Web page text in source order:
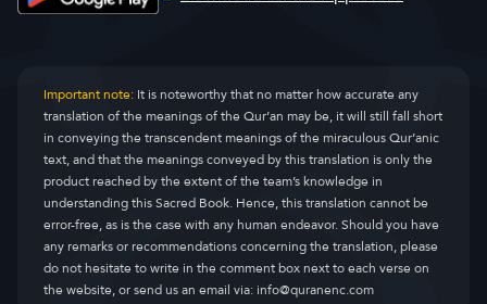
Important note:It is noteworthy that no matter how accurate any
translation of the meanings of the Qur’an may be, it will still fall short
in conveying the transcendent meanings of the miraculous Qur’anic
text, and that the meanings conveyed by this translation is only the
product reached by the extent of the team’s knowledge in
understanding this Sacred Book. Hence, this translation cannot be
error-free, as is the case with any human endeavor. Should you have
any remarks or recommendations concerning the translation, please
do not hesitate to write in the comment box next to each verse on
the website, or send us an email via:info@quranenc.com